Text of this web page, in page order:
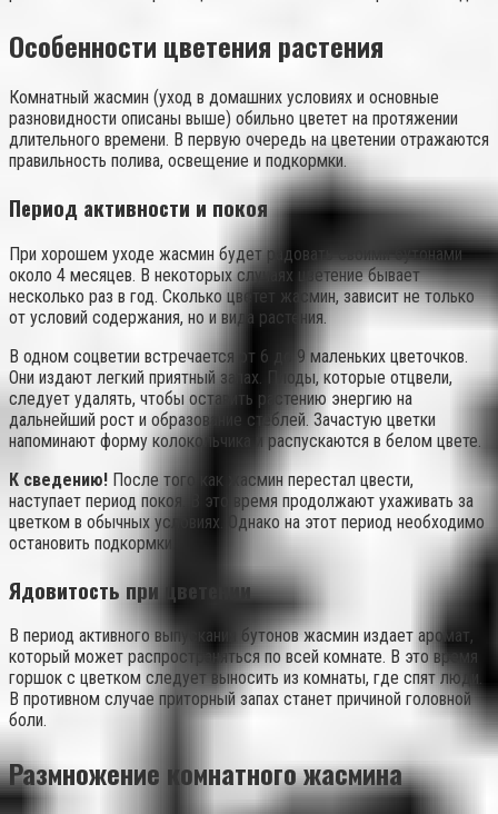
Особенности цветения растения
Комнатный жасмин (уход в домашних условиях и основные
разновидности описаны выше) обильно цветет на протяжении
длительного времени. В первую очередь на цветении отражаются
правильность полива, освещение и подкормки.
Период активности и покоя
При хорошем уходе жасмин будет радовать своими бутонами
около 4 месяцев. В некоторых случаях цветение бывает
несколько раз в год. Сколько цветет жасмин, зависит не только
от условий содержания, но и вида растения.
В одном соцветии встречается от 6 до 9 маленьких цветочков.
Они издают легкий приятный запах. Плоды, которые отцвели,
следует удалять, чтобы оставить растению энергию на
дальнейший рост и образование стеблей. Зачастую цветки
напоминают форму колокольчика и распускаются в белом цвете.
К сведению! После того как жасмин перестал цвести,
наступает период покоя. В это время продолжают ухаживать за
цветком в обычных условиях. Однако на этот период необходимо
остановить подкормки.
Ядовитость при цветении
В период активного выпускания бутонов жасмин издает аромат,
который может распространяться по всей комнате. В это время
горшок с цветком следует выносить из комнаты, где спят люди.
В противном случае приторный запах станет причиной головной
боли.
Размножение комнатного жасмина